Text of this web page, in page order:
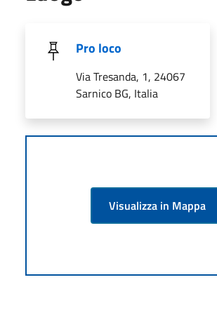
Pro loco
Via Tresanda, 1, 24067
Sarnico BG, Italia
Visualizza in Mappa